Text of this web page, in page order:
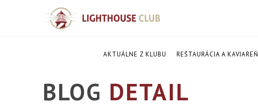
AKTUÁLNE Z KLUBU REŠTAURÁCIA A KAVIAREŇ
BLOG DETAIL